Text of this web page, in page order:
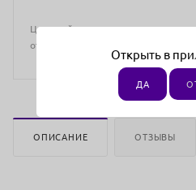
Цена действительна только для
отличаться от цен в розничных
ОПИСАНИЕ ОТЗЫВЫ
Открыть в
ДА